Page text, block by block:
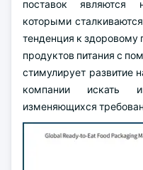
поставок являются
которыми
тенденция к здоровому
продуктов питания с
стимулирует развитие
компании искать
изменяющихся